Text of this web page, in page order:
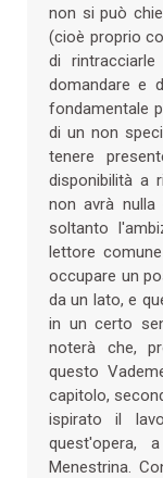
non si può
(cioè proprio
di
domandare e
fondamentale
di un non
tenere
disponibilità a
non avrà
soltanto
lettore
occupare un
da un lato, e
in un certo
noterà che,
questo
capitolo,
ispirato il
quest'opera,
Menestrina.